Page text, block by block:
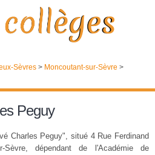
Sèvres > Moncoutant-sur-Sèvre >
Peguy
Charles Peguy", situé 4 Rue Ferdinand
Sèvre, dépendant de l'Académie de